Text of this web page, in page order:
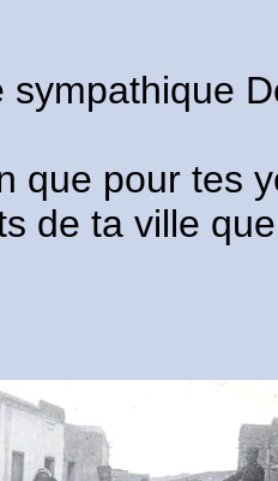
sympathique
que pour tes
de ta ville